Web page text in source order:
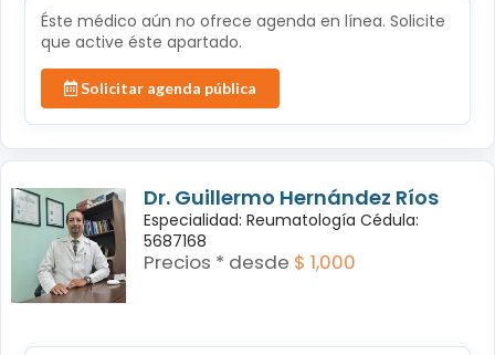
Éste médico aún no ofrece agenda en línea. Solicite
que active éste apartado.
Solicitar agenda pública
Dr. Guillermo Hernández Ríos
Especialidad: Reumatología Cédula:
5687168
Precios * desde $ 1,000